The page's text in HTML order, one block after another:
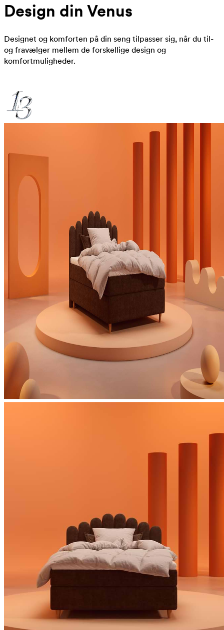
Design din Venus
Designet og komforten på din seng tilpasser sig, når du til-
og fravælger mellem de forskellige design og
komfortmuligheder.